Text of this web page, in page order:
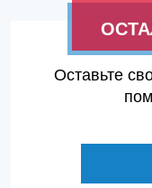
Оставьте